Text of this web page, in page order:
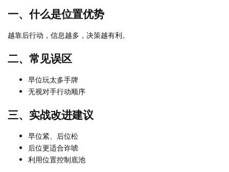
一、什么是位置优势
越靠后行动，信息越多，决策越有利。
二、常见误区
早位玩太多手牌
无视对手行动顺序
三、实战改进建议
早位紧、后位松
后位更适合诈唬
利用位置控制底池